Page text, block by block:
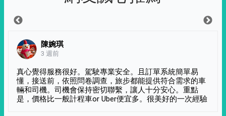
陳婉琪
3 週前
真心覺得服務很好。駕駛專業安全。且訂單系統簡單易
懂，接送前，依照問卷調查，旅步都能提供符合需求的車
輛和司機。司機會保持密切聯繫，讓人十分安心。重點
是，價格比一般計程車or Uber便宜多。很美好的一次經驗